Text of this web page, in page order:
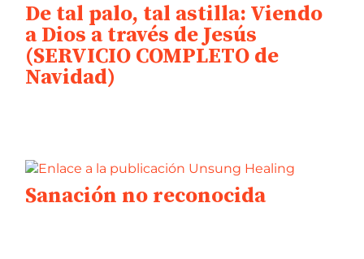
De tal palo, tal astilla: Viendo
a Dios a través de Jesús
(SERVICIO COMPLETO de
Navidad)
Sanación no reconocida